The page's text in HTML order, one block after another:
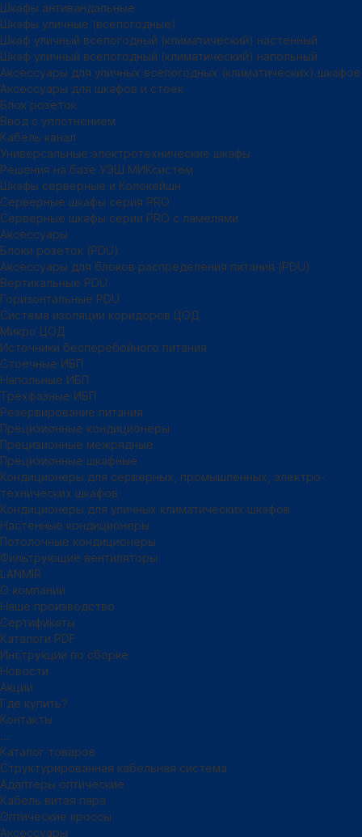
Шкафы антивандальные
Шкафы уличные (всепогодные)
Шкаф уличный всепогодный (климатический) настенный
Шкаф уличный всепогодный (климатический) напольный
Аксессуары для уличных всепогодных (климатических) шкафов
Аксессуары для шкафов и стоек
Блок розеток
Ввод с уплотнением
Кабель канал
Универсальные электротехнические шкафы
Решения на базе УЭШ МИКсистем
Шкафы серверные и Колокейшн
Серверные шкафы серия PRO
Серверные шкафы серии PRO с ламелями
Аксессуары
Блоки розеток (PDU)
Аксессуары для блоков распределения питания (PDU)
Вертикальные PDU
Горизонтальные PDU
Система изоляции коридоров ЦОД
Микро ЦОД
Источники бесперебойного питания
Стоечные ИБП
Напольные ИБП
Трёхфазные ИБП
Резервирование питания
Прецизионные кондиционеры
Прецизионные межрядные
Прецизионные шкафные
Кондиционеры для серверных, промышленных, электро-
технических шкафов
Кондиционеры для уличных климатических шкафов
Настенные кондиционеры
Потолочные кондиционеры
Фильтрующие вентиляторы
LANMIR
О компании
Наше производство
Сертификаты
Каталоги PDF
Инструкции по сборке
Новости
Акции
Где купить?
Контакты
...
Каталог товаров
Структурированная кабельная система
Адаптеры оптические
Кабель витая пара
Оптические кроссы
Аксессуары